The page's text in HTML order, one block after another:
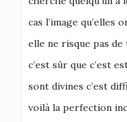
cas l’image qu’elles
elle ne risque pas
c’est sûr que c’est
sont divines c’est
voilà la perfection